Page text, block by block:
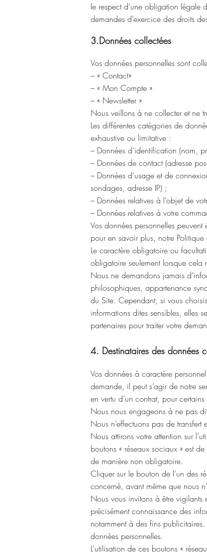
le respect d’une obligation légale
demandes d’exercice des droits
3.Données collectées
Vos données personnelles sont
– « Contact»
– « Mon Compte »
– « Newsletter »
Nous veillons à ne collecter et ne
Les différentes catégories de
exhaustive ou limitative :
– Données d’identification (nom,
– Données de contact (adresse
– Données d’usage et de
sondages, adresse IP) ;
– Données relatives à l’objet de
– Données relatives à votre
Vos données personnelles
pour en savoir plus, notre
Le caractère obligatoire ou
obligatoire seulement lorsque cela
Nous ne demandons jamais
philosophiques, appartenance
du Site. Cependant, si vous
informations dites sensibles, elles
partenaires pour traiter votre
4. Destinataires des données
Vos données à caractère
demande, il peut s’agir de notre
en vertu d’un contrat, pour
Nous nous engageons à ne pas
Nous n’effectuons pas de
Nous attirons votre attention sur
boutons « réseaux sociaux » est
de manière non obligatoire.
Cliquer sur le bouton de l’un des
concerné, avant même que nous
Nous vous invitons à être
précisément connaissance des
notamment à des fins
données personnelles.
L’utilisation de ces boutons «